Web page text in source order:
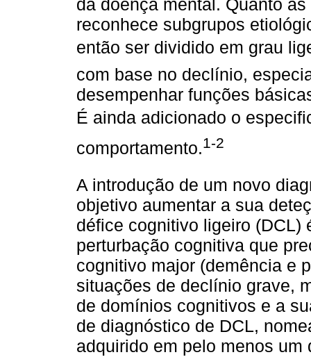
da doença mental. Quanto
reconhece subgrupos
então ser dividido em grau
com base no declínio,
desempenhar funções
É ainda adicionado o
comportamento.1-2
A introdução de um novo
objetivo aumentar a sua
défice cognitivo ligeiro (DCL)
perturbação cognitiva que
cognitivo major (demência e
situações de declínio grave,
de domínios cognitivos e a
de diagnóstico de DCL,
adquirido em pelo menos